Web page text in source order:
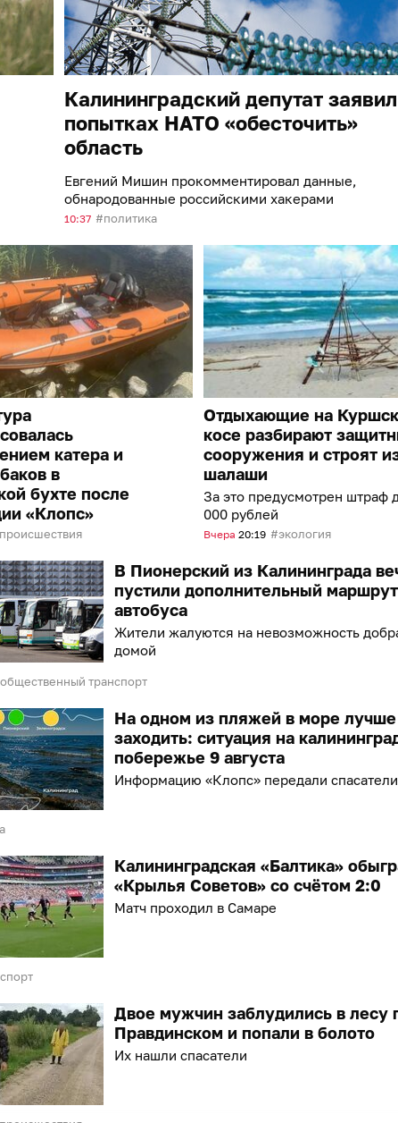
Калининградский депутат
попытках НАТО «обесточить»
область
Евгений Мишин прокомментировал данные,
обнародованные российскими хакерами
10:37 политика
катера и
в
бухте после
«Клопс»
происшествия
Отдыхающие на
косе разбирают
сооружения и строят
шалаши
За это предусмотрен штраф
000 рублей
Вчера 20:19 экология
В Пионерский из Калининграда
пустили дополнительный маршрут
автобуса
Жители жалуются на невозможность
домой
общественный транспорт
На одном из пляжей в море
заходить: ситуация на
побережье 9 августа
Информацию «Клопс» передали спасатели
Калининградская «Балтика»
«Крылья Советов» со счётом 2:0
Матч проходил в Самаре
спорт
Двое мужчин заблудились в лесу
Правдинском и попали в болото
Их нашли спасатели